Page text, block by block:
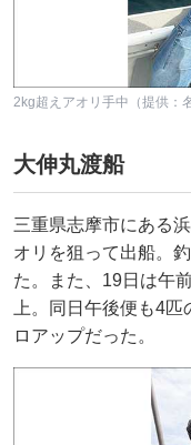
2kg超えアオリ手中（提供：
大伸丸渡船
三重県志摩市にある
オリを狙って出船。
た。また、19日は午
上。同日午後便も4
ロアップだった。